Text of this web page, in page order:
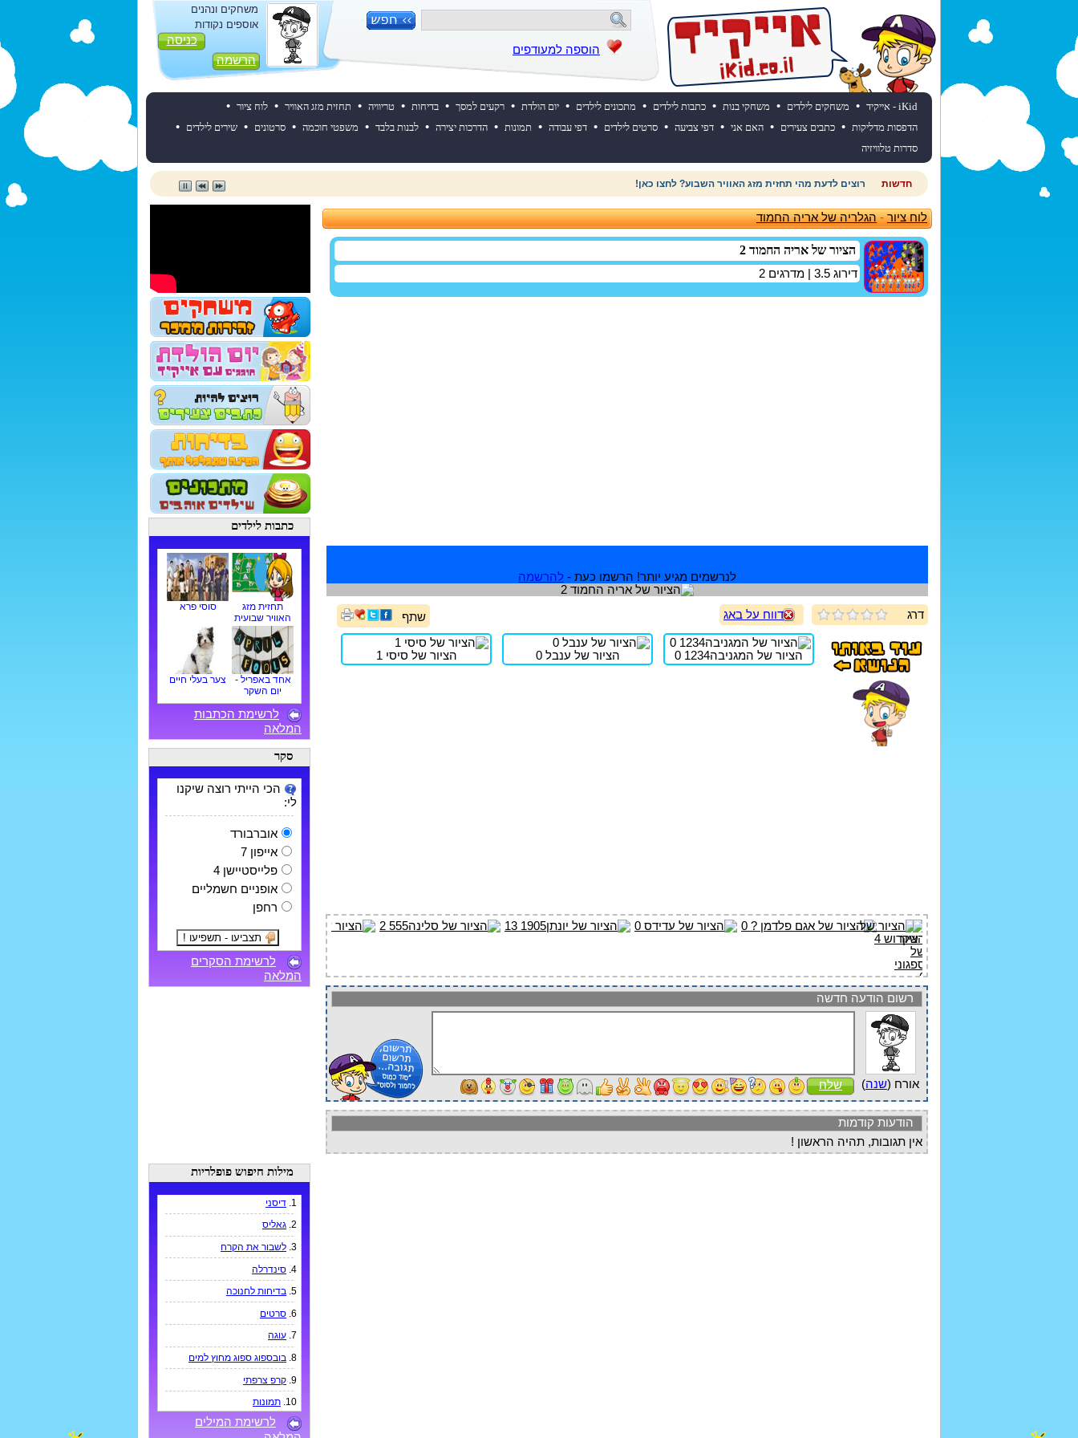
הוספה למעודפים
משחקים ונהנים
אוספים נקודות
כניסה
הרשמה
iKid - אייקיד • משחקים לילדים • משחקי בנות • כתבות לילדים • מתכונים לילדים • יום הולדת • רקעים למסך • בדיחות • טריוויה • תחזית מזג האוויר • לוח ציור •
הדפסות מדליקות • כתבים צעירים • האם אני • דפי צביעה • סרטים לילדים • דפי עבודה • תמונות • הדרכות יצירה • לבנות בלבד • משפטי חוכמה • סרטונים • שירים לילדים •
סדרות טלוויזיה
חדשות רוצים לדעת מהי תחזית מזג האוויר השבוע? לחצו כאן!
לוח ציור-הגלריה של אריה החמוד
הציור של אריה החמוד 2
דירוג 3.5 | מדרגים 2
לנרשמים מגיע יותר! הרשמו כעת - להרשמה
דרג דווח על באג שתף
הציור של המגניבה1234 0 הציור של ענבל 0 הציור של סיסי 1
רשום הודעה חדשה
אורח (שנה) שלח
הודעות קודמות
אין תגובות, תהיה הראשון !
כתבות לילדים
תחזית מזג
האוויר שבועית
סוסי פרא
אחד באפריל -
יום השקר
צער בעלי חיים
לרשימת הכתבות
המלאה
סקר
הכי הייתי רוצה שיקנו
לי:
אוברבורד
אייפון 7
פלייסטיישן 4
אופניים חשמליים
רחפן
לרשימת הסקרים
המלאה
מילות חיפוש פופלריות
1. דיסני
2. גאליס
3. לשבור את הקרח
4. סינדרלה
5. בדיחות לחנוכה
6. סרטים
7. עוגה
8. בובספוג ספוג מחוץ למים
9. קרפ צרפתי
10. תמונות
לרשימת המילים